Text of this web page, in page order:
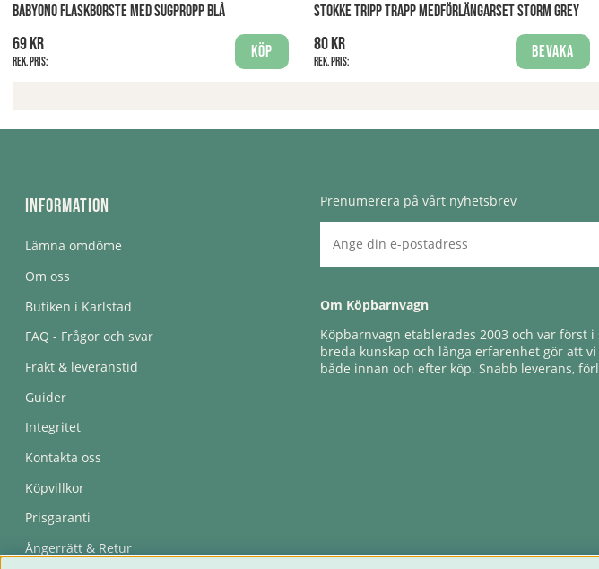
BABYONO FLASKBORSTE MED SUGPROPP BLÅ
69 kr
Rek. pris:
Köp
STOKKE TRIPP TRAPP MEDFÖRLÄNGARSET STORM GREY
80 kr
Rek. pris:
Bevaka
Information
Lämna omdöme
Om oss
Butiken i Karlstad
FAQ - Frågor och svar
Frakt & leveranstid
Guider
Integritet
Kontakta oss
Köpvillkor
Prisgaranti
Ångerrätt & Retur
Prenumerera på vårt nyhetsbrev
Om Köpbarnvagn
Köpbarnvagn etablerades 2003 och var först
breda kunskap och långa erfarenhet gör att
både innan och efter köp. Snabb leverans,